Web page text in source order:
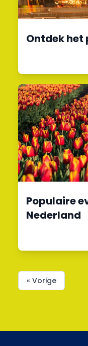
Ontdek het
Populaire
Nederland
« Vorige